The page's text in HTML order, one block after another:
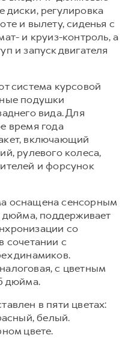
диски, регулировка
и вылету, сиденья с
и круиз-контроль, а
и запуск двигателя
система курсовой
подушки
вида. Для
время года
включающий
рулевого колеса,
и форсунок
оснащена сенсорным
дюйма, поддерживает
со
сочетании с
динамиков.
с цветным
дюйма.
в пяти цветах:
белый.
цвете.